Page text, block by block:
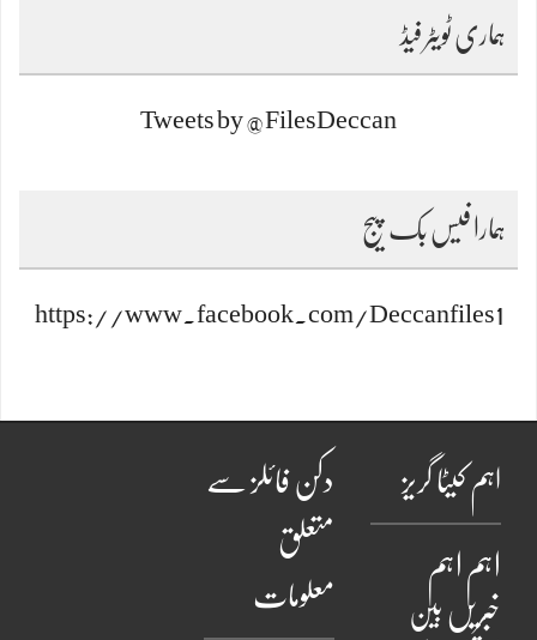
ہماری ٹویٹر فیڈ
Tweets by @FilesDeccan
ہمارا فیس بک پیج
https://www.facebook.com/Deccanfiles1
اہم کیٹا گریز
اہم اہم
خبریں بین
دکن فائلز سے
متعلق
معلومات